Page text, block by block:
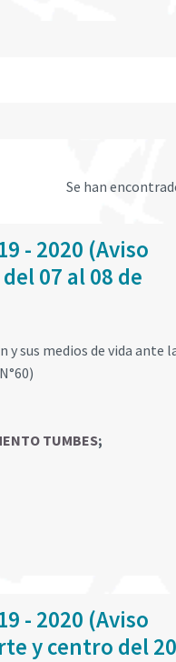
Se han
- 2020 (Aviso
07 al 08 de
y sus medios de vida ante
TUMBES;
- 2020 (Aviso
y centro del